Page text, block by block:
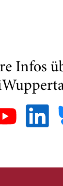
Infos